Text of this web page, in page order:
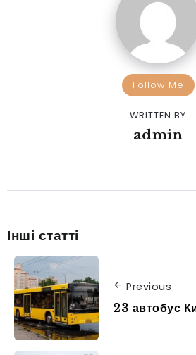
Follow Me
WRITTEN BY
admin
Інші статті
Previous
23 автобус